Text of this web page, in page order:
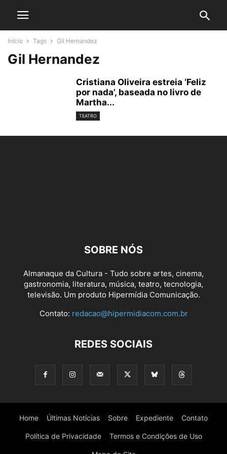
Início Tags Gil Hernandez
Gil Hernandez
Cristiana Oliveira estreia ‘Feliz
por nada’, baseada no livro de
Martha...
TEATRO
SOBRE NÓS
Almanaque da Cultura - Tudo sobre artes, cinema,
gastronomia, literatura, música, teatro, tecnologia,
televisão. Um produto Hipermídia Comunicação.
Contato: redacao@hipermidiacom.com.br
REDES SOCIAIS
Home Últimas Notícias Sobre Expediente Contato
Política de Privacidade Termos e Condições de Uso